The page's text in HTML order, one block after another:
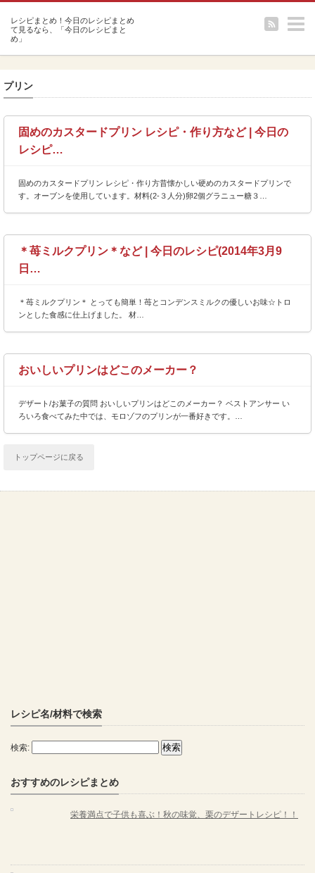
プリン
固めのカスタードプリン レシピ・作り方など | 今日の
レシピ…
固めのカスタードプリン レシピ・作り方昔懐かしい硬めのカスタードプリンで
す。オーブンを使用しています。材料(2-３人分)卵2個グラニュー糖３…
＊苺ミルクプリン＊など | 今日のレシピ(2014年3月9
日…
＊苺ミルクプリン＊ とっても簡単！苺とコンデンスミルクの優しいお味☆トロ
ンとした食感に仕上げました。 材…
おいしいプリンはどこのメーカー？
デザート/お菓子の質問 おいしいプリンはどこのメーカー？ ベストアンサー い
ろいろ食べてみた中では、モロゾフのプリンが一番好きです。…
トップページに戻る
レシピ名/材料で検索
検索:
おすすめのレシピまとめ
栄養満点で子供も喜ぶ！秋の味覚、栗のデザートレシピ！！